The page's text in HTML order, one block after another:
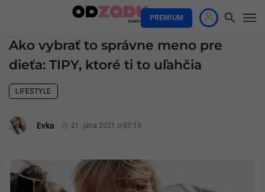
PREMIUM
Ako vybrať to správne meno pre
dieťa: TIPY, ktoré ti to uľahčia
LIFESTYLE
Evka 21. júna 2021 o 07:15